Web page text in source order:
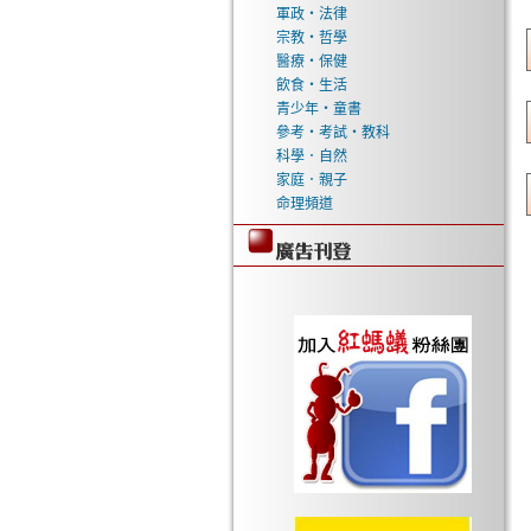
軍政‧法律
宗教‧哲學
醫療‧保健
飲食‧生活
青少年‧童書
參考‧考試‧教科
科學．自然
家庭．親子
命理頻道